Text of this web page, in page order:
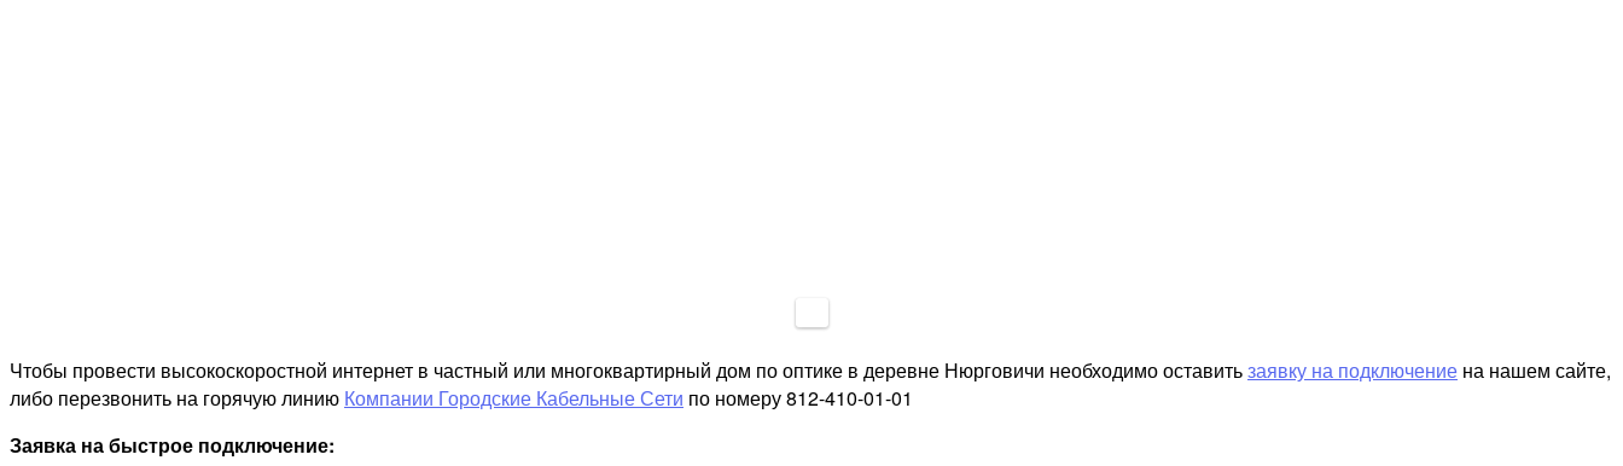
Чтобы провести высокоскоростной интернет в частный или многоквартирный дом по оптике в деревне Нюрговичи необходимо оставитьзаявку на подключение на нашем сайте,
либо перезвонить на горячую линию Компании Городские Кабельные Сети по номеру 812-410-01-01
Заявка на быстрое подключение: